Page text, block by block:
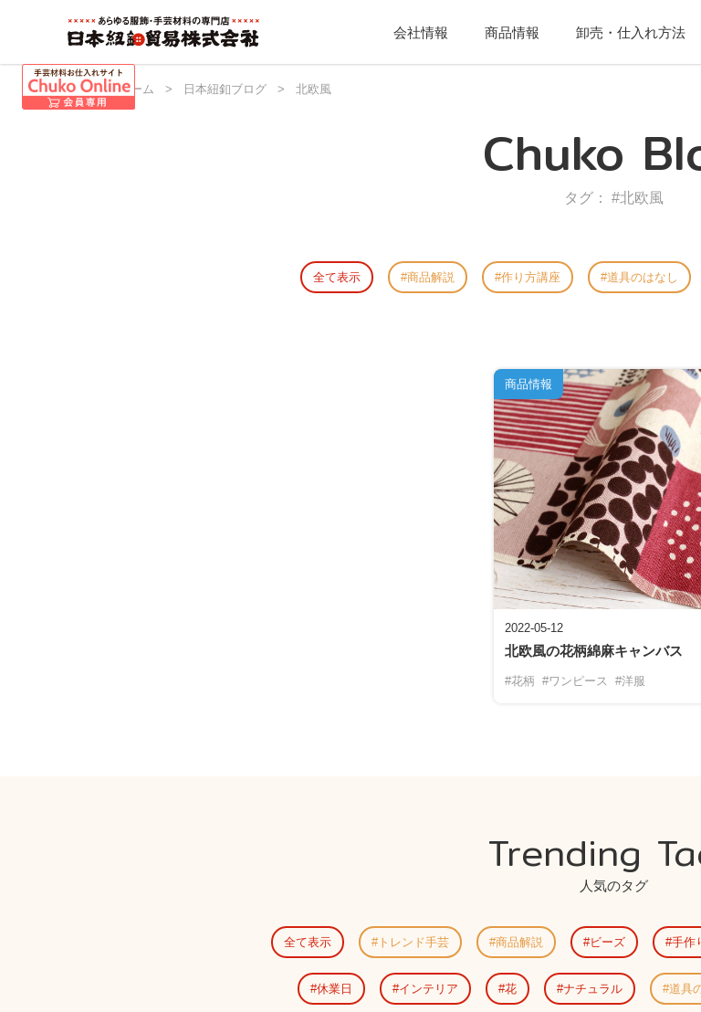
会社情報 商品情報 卸売・仕入れ方法
日本紐釦 ホーム > 日本紐釦ブログ > 北欧風
Chuko
タグ： #北欧風
全て表示 商品解説 作り方講座 道具のはなし
2022-05-12
北欧風の花柄綿麻キャンバス
#花柄 #ワンピース #洋服
商品情報
Trending
人気のタグ
全て表示 トレンド手芸 商品解説 ビーズ 手作
休業日 インテリア 花 ナチュラル 道具